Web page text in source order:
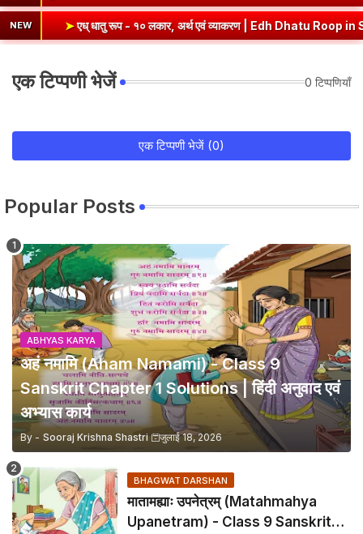
NEW
➤एध् धातु रूप - १० लकार, अर्थ एवं व्याकरण | Edh Dhatu Roop in Sanskrit
एक टिप्पणी भेजें 0 टिप्पणियाँ
एक टिप्पणी भेजें (0)
Popular Posts
ABHYAS KARYA
अहं नमामि (Aham Namami) - Class 9
Sanskrit Chapter 1 Solutions | हिंदी अनुवाद एवं
अभ्यास कार्य
By - Sooraj Krishna Shastri जुलाई 18, 2026
BHAGWAT DARSHAN
मातामह्याः उपनेत्रम् (Matahmahya
Upanetram) - Class 9 Sanskrit